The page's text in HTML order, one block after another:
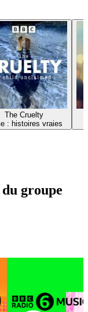
The Cruelty
: histoires vraies
groupe